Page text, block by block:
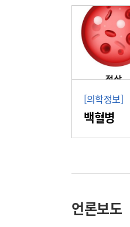
[의학정보]
백혈병
언론보도